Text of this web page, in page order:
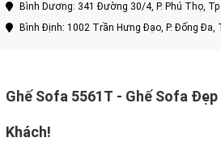
Bình Dương: 341 Đường 30/4, P. Phú Thọ,
Bình Định: 1002 Trần Hưng Đạo, P. Đống Đa,
Ghế Sofa 5561T - Ghế Sofa Đẹp
Khách!